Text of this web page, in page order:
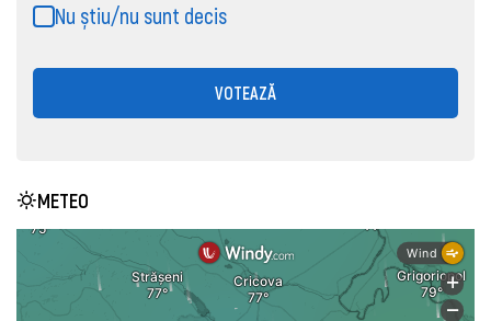
Nu știu/nu sunt decis
VOTEAZĂ
METEO